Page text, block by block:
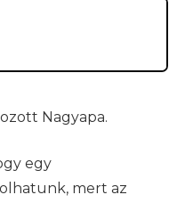
Nagyapa.
egy
mert az